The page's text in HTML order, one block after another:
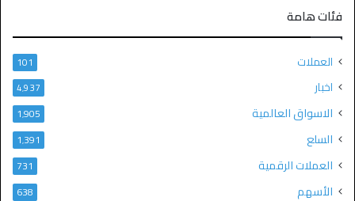
فئات هامة
العملات 101
اخبار 4٬937
الاسواق العالمية 1٬905
السلع 1٬391
العملات الرقمية 731
الأسهم 638